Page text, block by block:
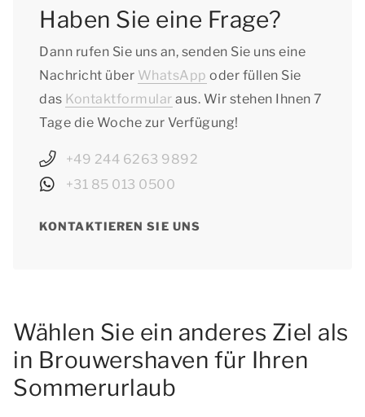
14.08.2026
Haben Sie eine Frage?
Dann rufen Sie uns an, senden Sie uns eine
Nachricht über WhatsApp oder füllen Sie
das Kontaktformular aus. Wir stehen Ihnen 7
Tage die Woche zur Verfügung!
+49 244 6263 9892
+31 85 013 0500
KONTAKTIEREN SIE UNS
Wählen Sie ein anderes Ziel als
in Brouwershaven für Ihren
Sommerurlaub